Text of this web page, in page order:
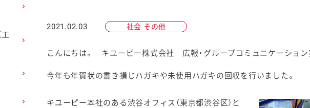
ファインケミカル
2021.02.03 社会 その他
こんにちは。 キユーピー株式会社 広報・グループコミュニケーション
今年も年賀状の書き損じハガキや未使用ハガキの回収を行いました。
キユーピー本社のある渋谷オフィス（東京都渋谷区）と